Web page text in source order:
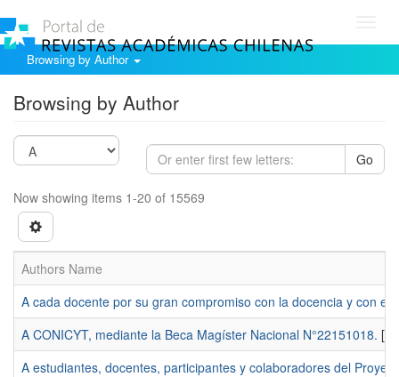
Browsing by Author
Browsing by Author
Go
Now showing items 1-20 of 15569
Authors Name
A cada docente por su gran compromiso con la docencia y con
A CONICYT, mediante la Beca Magíster Nacional N°22151018. [1]
A estudiantes, docentes, participantes y colaboradores del